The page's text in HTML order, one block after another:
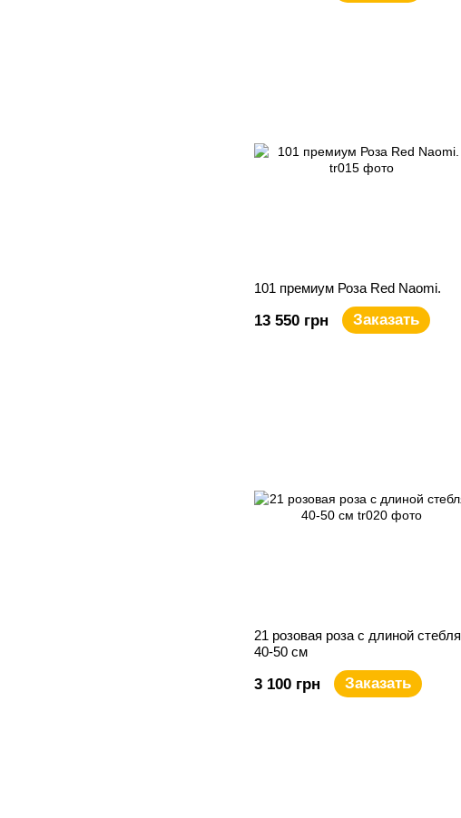
101 премиум Роза Red Naomi.
13 550 грн Заказать
21 розовая роза с длиной стебля
40-50 см
3 100 грн Заказать